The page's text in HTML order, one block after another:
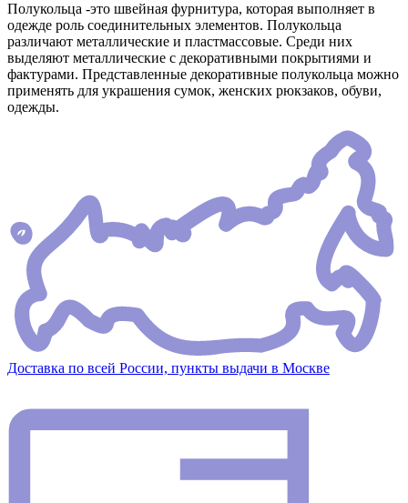
Полукольца -это швейная фурнитура, которая выполняет в
одежде роль соединительных элементов. Полукольца
различают металлические и пластмассовые. Среди них
выделяют металлические с декоративными покрытиями и
фактурами. Представленные декоративные полукольца можно
применять для украшения сумок, женских рюкзаков, обуви,
одежды.
Доставка по всей России, пункты выдачи в Москве